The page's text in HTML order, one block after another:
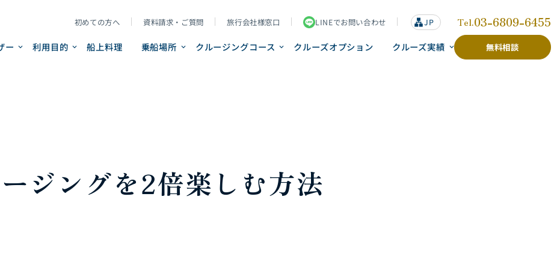
初めての方へ 資料請求・ご質問 旅行会社様窓口 LINEでお問い合わせ
lan
g
u
a
JP Tel.03-6809-6455
ー 利用目的 船上料理 乗船場所 クルージングコース クルーズオプション クルーズ実績 無料相談
ジングを2倍楽しむ方法